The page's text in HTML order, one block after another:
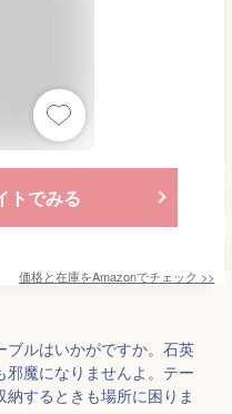
トでみる
価格と在庫をAmazonでチェック >>
ブルはいかがですか。石英
魔になりませんよ。テー
するときも場所に困りま